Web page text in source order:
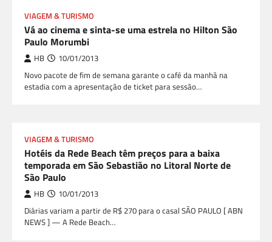
VIAGEM & TURISMO
Vá ao cinema e sinta-se uma estrela no Hilton São
Paulo Morumbi
HB 10/01/2013
Novo pacote de fim de semana garante o café da manhã na
estadia com a apresentação de ticket para sessão…
VIAGEM & TURISMO
Hotéis da Rede Beach têm preços para a baixa
temporada em São Sebastião no Litoral Norte de
São Paulo
HB 10/01/2013
Diárias variam a partir de R$ 270 para o casal SÃO PAULO [ ABN
NEWS ] — A Rede Beach…